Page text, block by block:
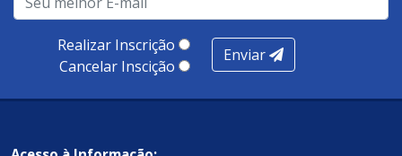
Realizar Inscrição
Cancelar Inscição
Enviar